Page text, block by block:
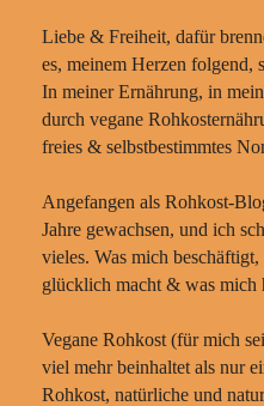
Liebe & Freiheit, dafür
es, meinem Herzen folgend,
In meiner Ernährung, in
durch vegane
freies & selbstbestimmtes
Angefangen als Rohkost-
Jahre gewachsen, und ich
vieles. Was mich
glücklich macht & was mich
Vegane Rohkost (für mich
viel mehr beinhaltet als nur
Rohkost, natürliche und